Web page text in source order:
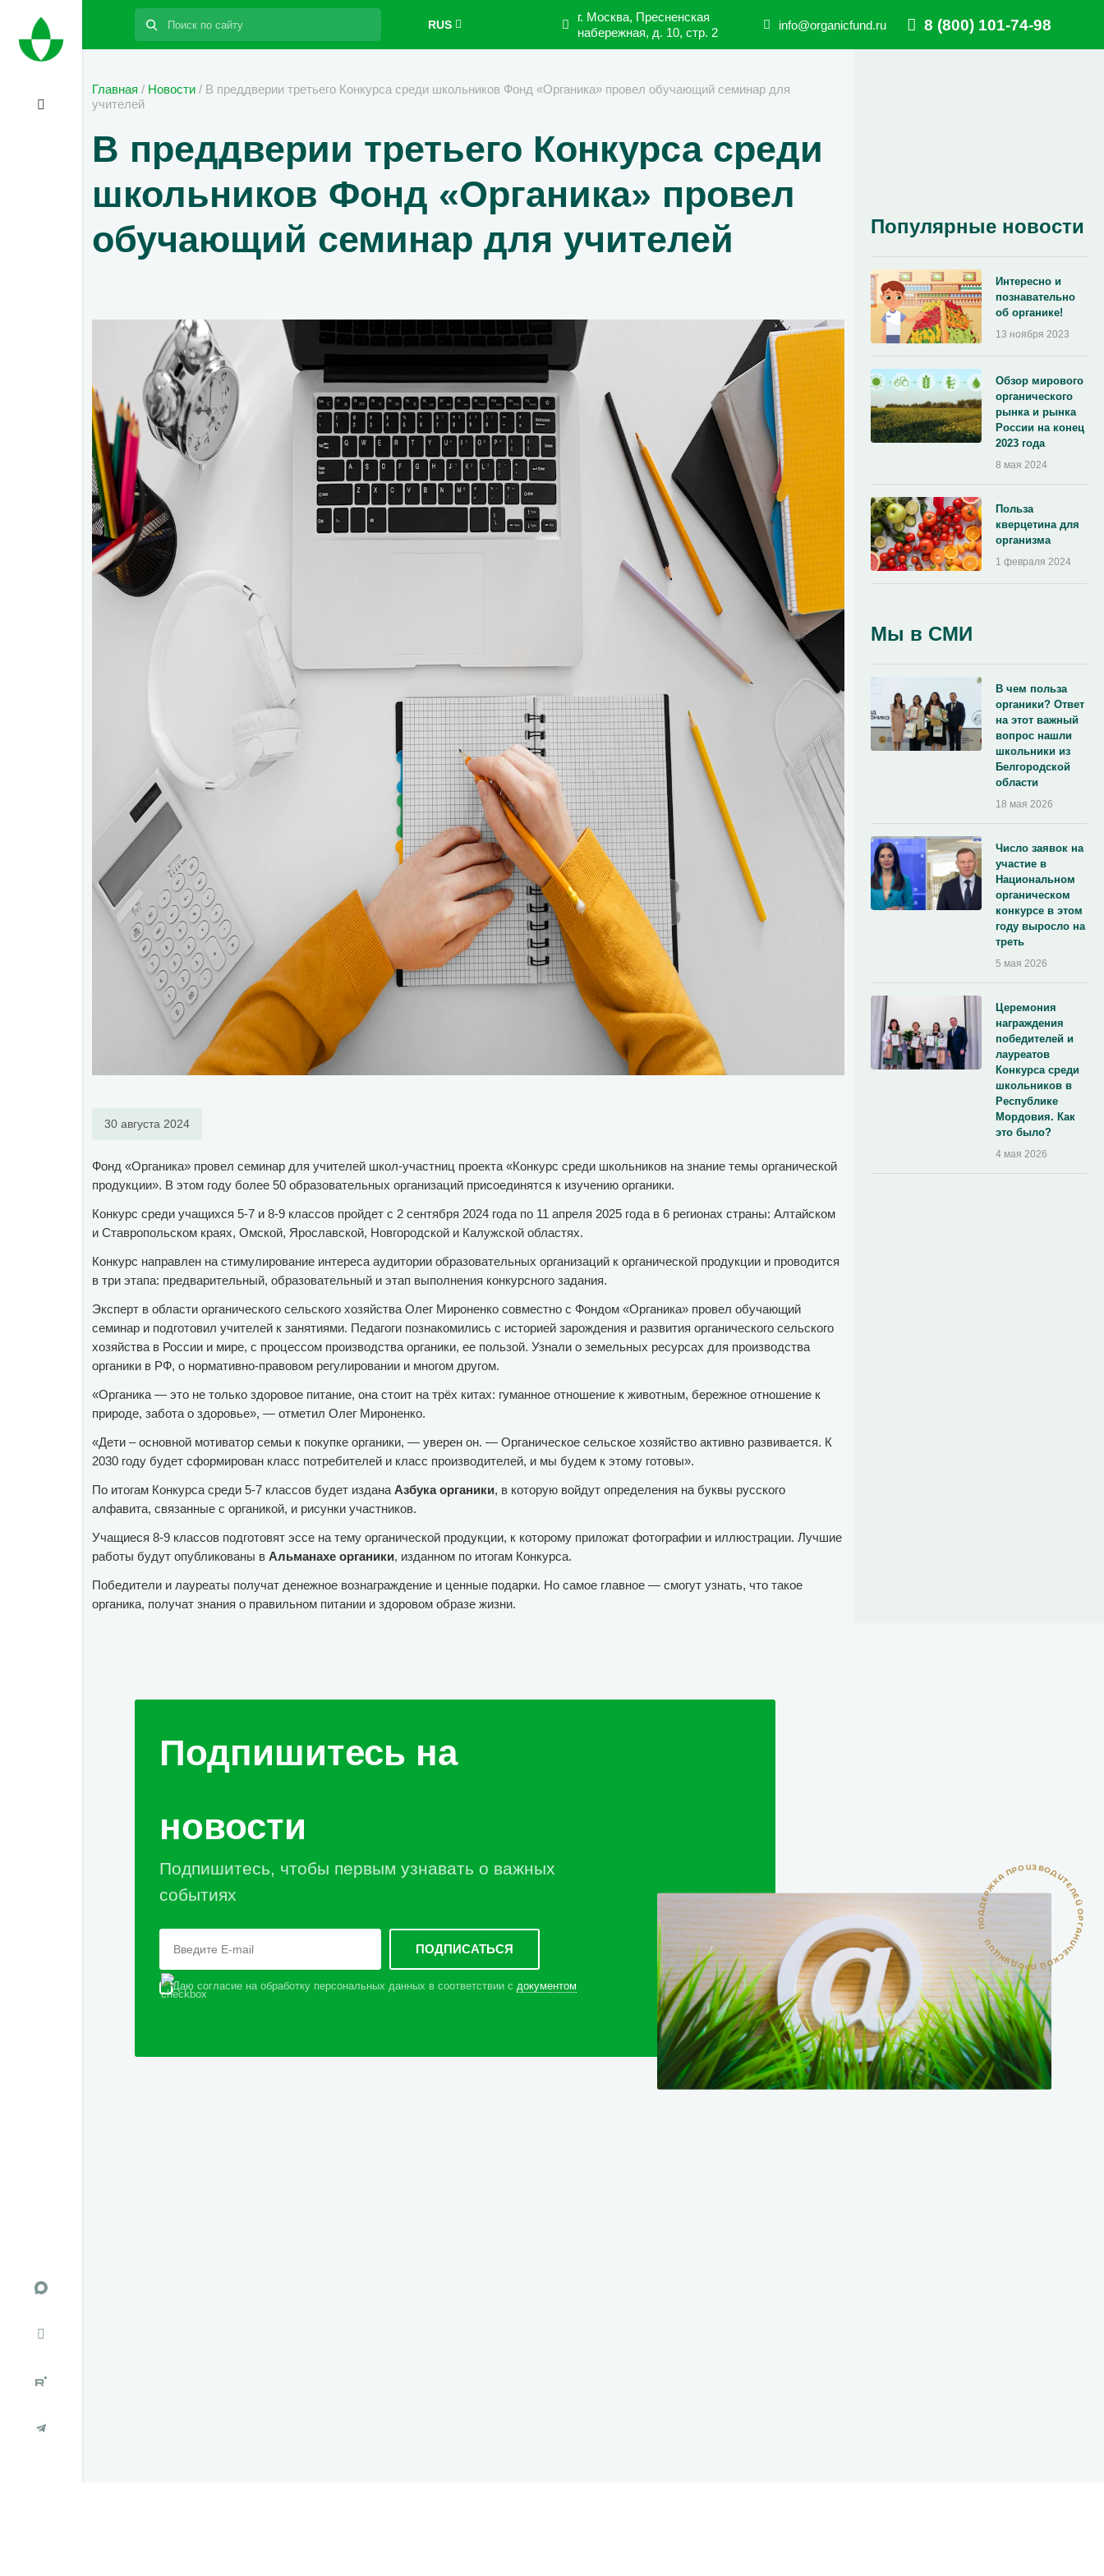
Поиск:
RUS
г. Москва, Пресненская
набережная, д. 10, стр. 2
info@organicfund.ru 8 (800) 101-74-98
Главная / Новости / В преддверии третьего Конкурса среди школьников Фонд «Органика» провел обучающий семинар для
учителей
В преддверии третьего Конкурса среди
школьников Фонд «Органика» провел
обучающий семинар для учителей
30 августа 2024
Фонд «Органика» провел семинар для учителей школ-участниц проекта «Конкурс среди школьников на знание темы органической
продукции». В этом году более 50 образовательных организаций присоединятся к изучению органики.
Конкурс среди учащихся 5-7 и 8-9 классов пройдет с 2 сентября 2024 года по 11 апреля 2025 года в 6 регионах страны: Алтайском
и Ставропольском краях, Омской, Ярославской, Новгородской и Калужской областях.
Конкурс направлен на стимулирование интереса аудитории образовательных организаций к органической продукции и проводится
в три этапа: предварительный, образовательный и этап выполнения конкурсного задания.
Эксперт в области органического сельского хозяйства Олег Мироненко совместно с Фондом «Органика» провел обучающий
семинар и подготовил учителей к занятиями. Педагоги познакомились с историей зарождения и развития органического сельского
хозяйства в России и мире, с процессом производства органики, ее пользой. Узнали о земельных ресурсах для производства
органики в РФ, о нормативно-правовом регулировании и многом другом.
«Органика — это не только здоровое питание, она стоит на трёх китах: гуманное отношение к животным, бережное отношение к
природе, забота о здоровье», — отметил Олег Мироненко.
«Дети – основной мотиватор семьи к покупке органики, — уверен он. — Органическое сельское хозяйство активно развивается. К
2030 году будет сформирован класс потребителей и класс производителей, и мы будем к этому готовы».
По итогам Конкурса среди 5-7 классов будет издана Азбука органики, в которую войдут определения на буквы русского
алфавита, связанные с органикой, и рисунки участников.
Учащиеся 8-9 классов подготовят эссе на тему органической продукции, к которому приложат фотографии и иллюстрации. Лучшие
работы будут опубликованы в Альманахе органики, изданном по итогам Конкурса.
Победители и лауреаты получат денежное вознаграждение и ценные подарки. Но самое главное — смогут узнать, что такое
органика, получат знания о правильном питании и здоровом образе жизни.
Популярные новости
Интересно и
познавательно
об органике!
13 ноября 2023
Обзор мирового
органического
рынка и рынка
России на конец
2023 года
8 мая 2024
Польза
кверцетина для
организма
1 февраля 2024
Мы в СМИ
В чем польза
органики? Ответ
на этот важный
вопрос нашли
школьники из
Белгородской
области
18 мая 2026
Число заявок на
участие в
Национальном
органическом
конкурсе в этом
году выросло на
треть
5 мая 2026
Церемония
награждения
победителей и
лауреатов
Конкурса среди
школьников в
Республике
Мордовия. Как
это было?
4 мая 2026
Подпишитесь на
новости
Подпишитесь, чтобы первым узнавать о важных
событиях
Даю согласие на обработку персональных данных в соответствии с документом